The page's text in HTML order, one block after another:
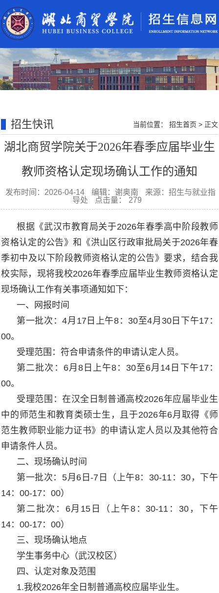
招生快讯 当前位置： 招生首页 > 正文
湖北商贸学院关于2026年春季应届毕业生
教师资格认定现场确认工作的通知
发布时间：2026-04-14 编辑：谢奥南
来源：招生与就业指
导处
点击量： 279
根据《武汉市教育局关于2026年春季高中阶段教师
资格认定的公告》和《洪山区行政审批局关于2026年春
季初中及以下阶段教师资格认定的公告》要求，结合我
校实际，现将我校2026年春季应届毕业生教师资格认定
现场确认工作有关事项通知如下：
一、网报时间
第一批次：4月17日上午8：30至4月30日下午17：
00。
受理范围：符合申请条件的申请认定人员。
第二批次：6月8日上午8：30至6月14日下午17：
00。
受理范围：在汉全日制普通高校2026年应届毕业生
中的师范生和教育类硕士生，且于2026年6月取得《师
范生教师职业能力证书》的申请认定人员以及其他符合
申请条件人员。
二、现场确认时间
第一批次：5月6日-7日（上午8：30-11：30，下午
14：00-17：00）
第二批次：6月15日（上午8：30-11：30，下午
14：00-17：00）
三、现场确认地点
学生事务中心（武汉校区）
四、认定对象及范围
1.我校2026年全日制普通高校应届毕业生。